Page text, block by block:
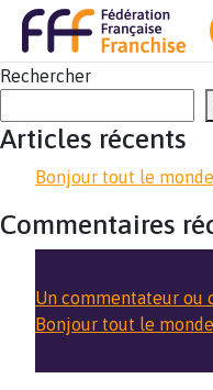
Rechercher
Articles récents
Bonjour tout le
Commentaires
Un commentateur ou
Bonjour tout le